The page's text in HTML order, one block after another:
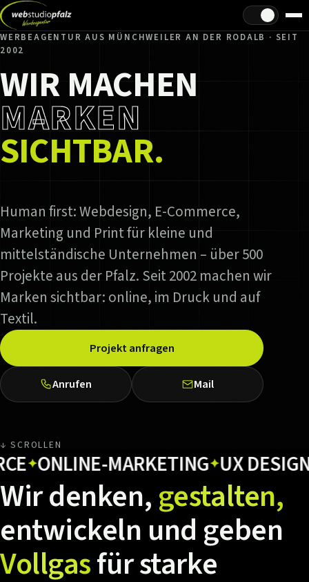
Hell/Dunkel
WERBEAGENTUR AUS MÜNCHWEILER AN DER RODALB · SEIT
2002
WIR MACHEN
MARKEN
SICHTBAR.
Human first: Webdesign, E-Commerce,
Marketing und Print für kleine und
mittelständische Unternehmen – über 500
Projekte aus der Pfalz. Seit 2002 machen wir
Marken sichtbar: online, im Druck und auf
Textil.
Projekt anfragen
Anrufen Mail
↓ SCROLLEN
MARKETING✦UX DESIGN✦
Wirdenken,gestalten,
entwickeln und geben
Vollgasfürstarke